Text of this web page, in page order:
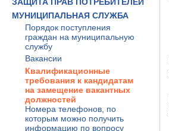
МУНИЦИПАЛЬНАЯ СЛУЖБА
Порядок поступления
граждан на муниципальную
службу
Вакансии
Квалификационные
требования к кандидатам
на замещение вакантных
должностей
Номера телефонов, по
которым можно получить
информацию по вопросу